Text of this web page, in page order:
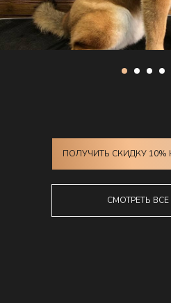
ПОЛУЧИТЬ СКИДКУ
СМОТРЕТЬ